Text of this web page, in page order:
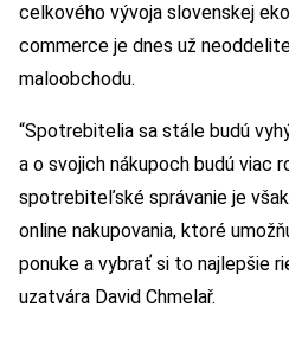
celkového vývoja slovenskej
commerce je dnes už
maloobchodu.
“Spotrebitelia sa stále budú
a o svojich nákupoch budú viac
spotrebiteľské správanie je
online nakupovania, ktoré
ponuke a vybrať si to najlepšie
uzatvára David Chmelař.